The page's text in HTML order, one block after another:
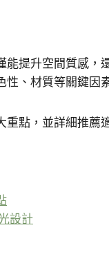
提升空間質感
、材質等關鍵因
點，並詳細推
設計